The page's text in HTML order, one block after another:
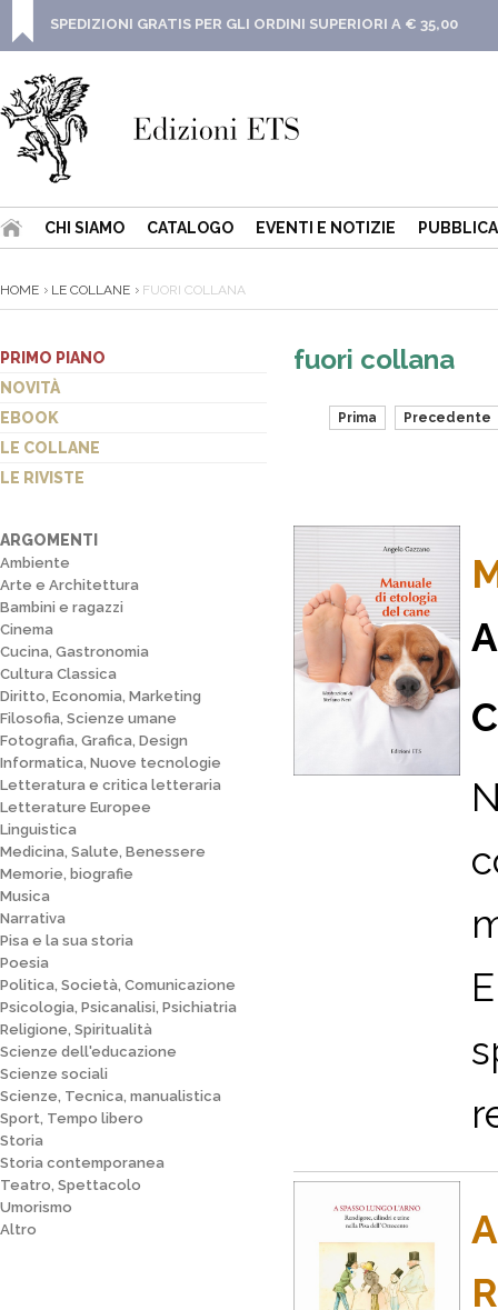
SPEDIZIONI GRATIS PER GLI ORDINI SUPERIORI A € 35,00
CHI SIAMO CATALOGO EVENTI E NOTIZIE
HOME LE COLLANE FUORI COLLANA
PRIMO PIANO
NOVITÀ
EBOOK
LE COLLANE
LE RIVISTE
ARGOMENTI
Ambiente
Arte e Architettura
Bambini e ragazzi
Cinema
Cucina, Gastronomia
Cultura Classica
Diritto, Economia, Marketing
Filosofia, Scienze umane
Fotografia, Grafica, Design
Informatica, Nuove tecnologie
Letteratura e critica letteraria
Letterature Europee
Linguistica
Medicina, Salute, Benessere
Memorie, biografie
Musica
Narrativa
Pisa e la sua storia
Poesia
Politica, Società, Comunicazione
Psicologia, Psicanalisi, Psichiatria
Religione, Spiritualità
Scienze dell'educazione
Scienze sociali
Scienze, Tecnica, manualistica
Sport, Tempo libero
Storia
Storia contemporanea
Teatro, Spettacolo
Umorismo
Altro
fuori collana
Prima Precedente